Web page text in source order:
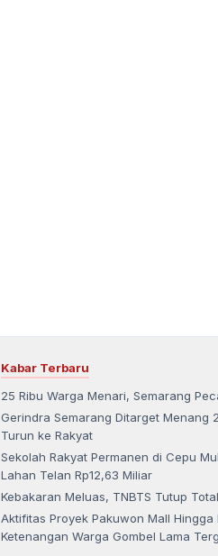
Kabar Terbaru
25 Ribu Warga Menari, Semarang
Gerindra Semarang Ditarget Menang
Turun ke Rakyat
Sekolah Rakyat Permanen di Cepu
Lahan Telan Rp12,63 Miliar
Kebakaran Meluas, TNBTS Tutup
Aktifitas Proyek Pakuwon Mall Hingga
Ketenangan Warga Gombel Lama